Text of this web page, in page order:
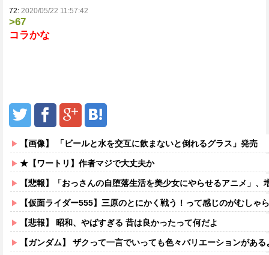
72: 2020/05/22 11:57:42
>67
コラかな
【画像】 「ビールと水を交互に飲まないと倒れるグラス」発売
★【ワートリ】作者マジで大丈夫か
【悲報】「おっさんの自堕落生活を美少女にやらせるアニメ」、増え
【仮面ライダー555】三原のとにかく戦う！って感じのがむしゃ
【悲報】 昭和、やばすぎる 昔は良かったって何だよ
【ガンダム】 ザクって一言でいっても色々バリエーションがある